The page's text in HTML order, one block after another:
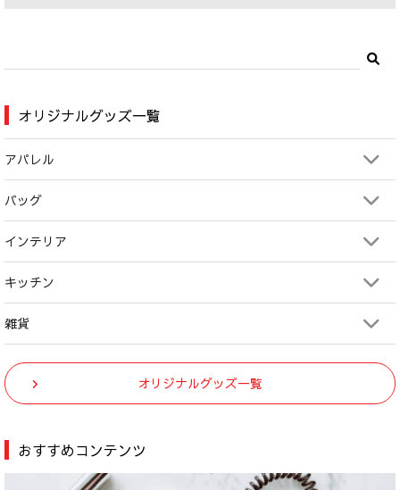
オリジナルグッズ一覧
アパレル
バッグ
インテリア
キッチン
雑貨
オリジナルグッズ一覧
おすすめコンテンツ